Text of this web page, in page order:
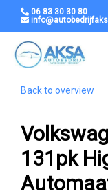
06 83 30 30 80
Back to overview
131pk